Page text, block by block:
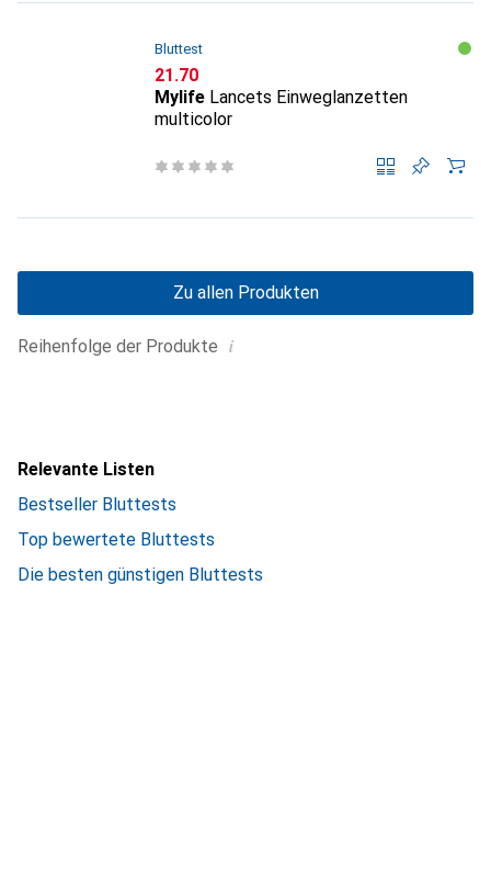
Bluttest
CHF
21.70
Mylife Lancets Einweglanzetten
multicolor
Reihenfolge der Produkte i
Zu allen Produkten
Relevante Listen
Bestseller Bluttests
Top bewertete Bluttests
Die besten günstigen Bluttests